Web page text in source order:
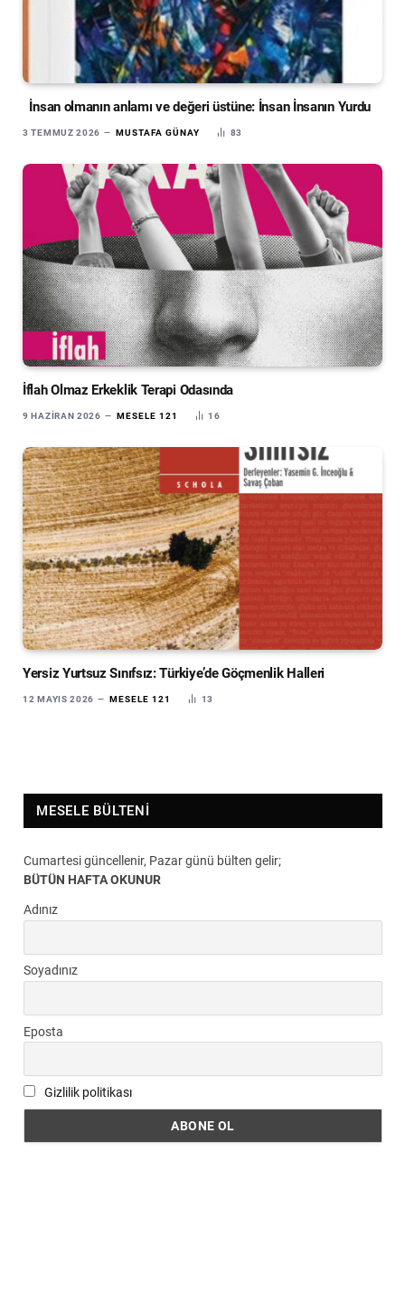
İnsan olmanın anlamı ve değeri üstüne: İnsan İnsanın Yurdu
3 TEMMUZ 2026 MUSTAFA GÜNAY 83
İflah Olmaz Erkeklik Terapi Odasında
9 HAZIRAN 2026 MESELE 121 16
Yersiz Yurtsuz Sınıfsız: Türkiye’de Göçmenlik Halleri
12 MAYIS 2026 MESELE 121 13
MESELE BÜLTENI
Cumartesi güncellenir, Pazar günü bülten gelir;
BÜTÜN HAFTA OKUNUR
Adınız
Soyadınız
Eposta
Gizlilik politikası